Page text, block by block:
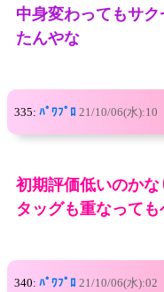
中身変わってもサ
たんやな
335: ﾊﾟﾜﾌﾟﾛ 21/10/06(水):10
初期評価低いのか
タッグも重なって
340: ﾊﾟﾜﾌﾟﾛ 21/10/06(水):02